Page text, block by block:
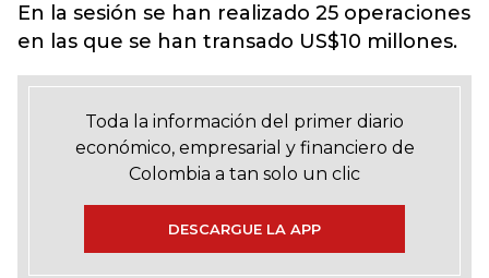
En la sesión se han realizado 25 operaciones
en las que se han transado US$10 millones.
Toda la información del primer diario
económico, empresarial y financiero de
Colombia a tan solo un clic
DESCARGUE LA APP